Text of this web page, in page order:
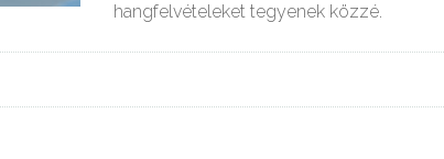
hangfelvételeket tegyenek közzé.